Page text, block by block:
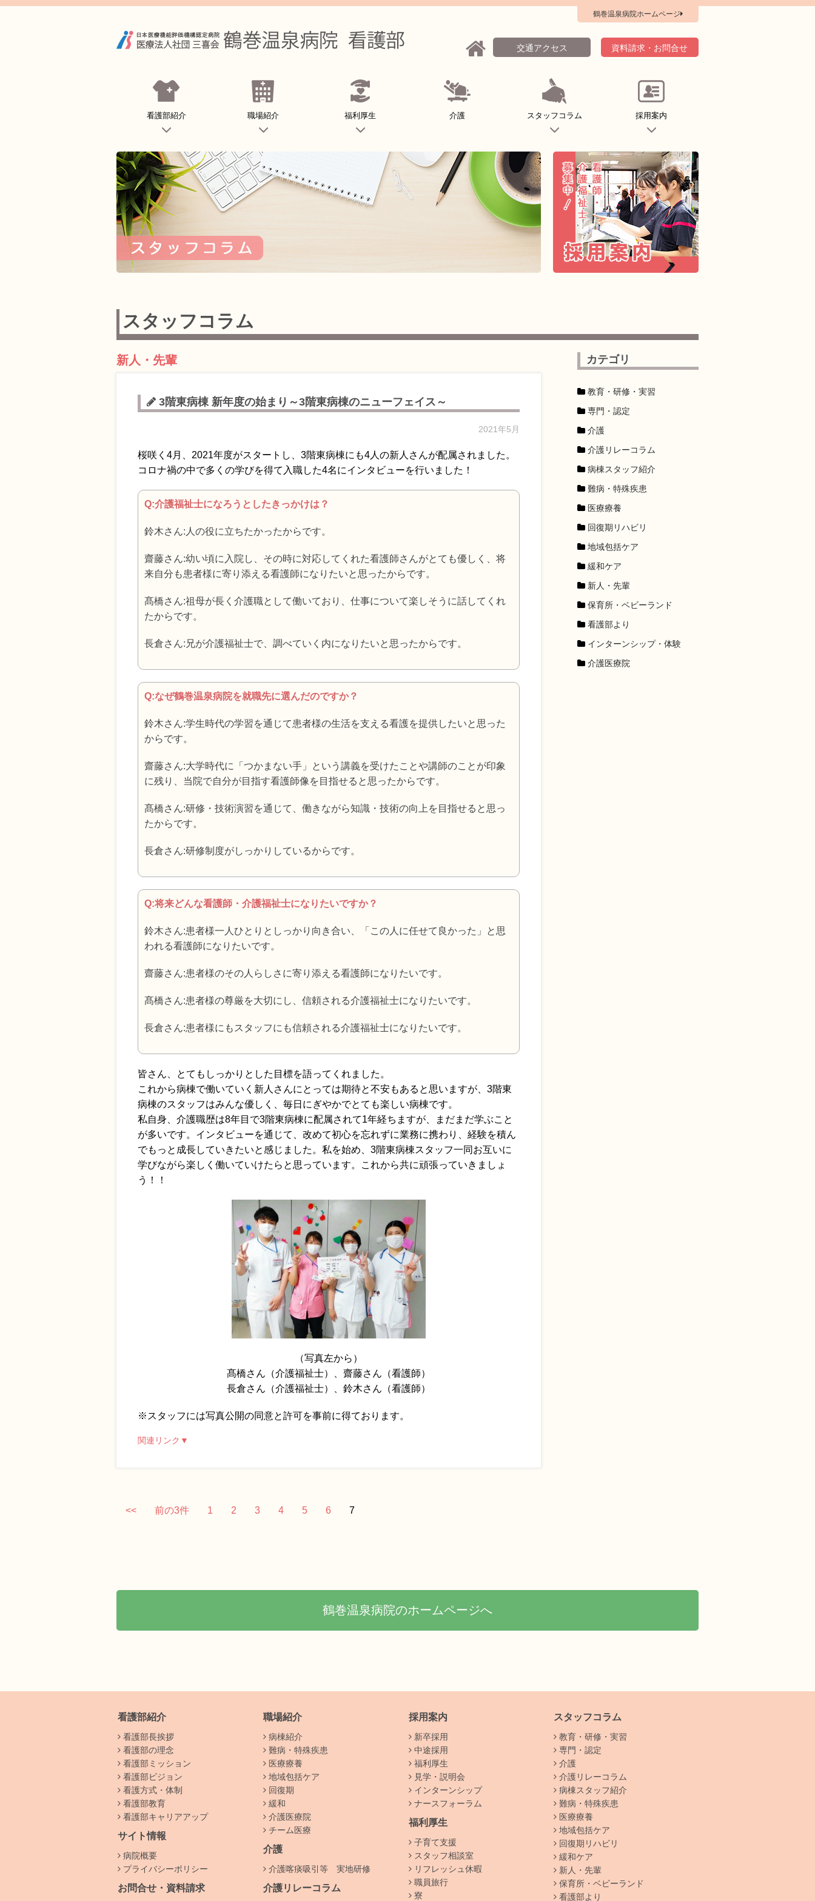
鶴巻温泉病院ホームページ
交通アクセス 資料請求・お問合せ
看護部紹介 職場紹介 福利厚生 介護 スタッフコラム 採用案内
スタッフコラム
新人・先輩
3階東病棟 新年度の始まり～3階東病棟のニューフェイス～
2021年5月
桜咲く4月、2021年度がスタートし、3階東病棟にも4人の新人さんが配属されました。
コロナ禍の中で多くの学びを得て入職した4名にインタビューを行いました！
Q:介護福祉士になろうとしたきっかけは？
鈴木さん:人の役に立ちたかったからです。
齋藤さん:幼い頃に入院し、その時に対応してくれた看護師さんがとても優しく、将
来自分も患者様に寄り添える看護師になりたいと思ったからです。
髙橋さん:祖母が長く介護職として働いており、仕事について楽しそうに話してくれ
たからです。
長倉さん:兄が介護福祉士で、調べていく内になりたいと思ったからです。
Q:なぜ鶴巻温泉病院を就職先に選んだのですか？
鈴木さん:学生時代の学習を通じて患者様の生活を支える看護を提供したいと思った
からです。
齋藤さん:大学時代に「つかまない手」という講義を受けたことや講師のことが印象
に残り、当院で自分が目指す看護師像を目指せると思ったからです。
髙橋さん:研修・技術演習を通じて、働きながら知識・技術の向上を目指せると思っ
たからです。
長倉さん:研修制度がしっかりしているからです。
Q:将来どんな看護師・介護福祉士になりたいですか？
鈴木さん:患者様一人ひとりとしっかり向き合い、「この人に任せて良かった」と思
われる看護師になりたいです。
齋藤さん:患者様のその人らしさに寄り添える看護師になりたいです。
髙橋さん:患者様の尊厳を大切にし、信頼される介護福祉士になりたいです。
長倉さん:患者様にもスタッフにも信頼される介護福祉士になりたいです。
皆さん、とてもしっかりとした目標を語ってくれました。
これから病棟で働いていく新人さんにとっては期待と不安もあると思いますが、3階東
病棟のスタッフはみんな優しく、毎日にぎやかでとても楽しい病棟です。
私自身、介護職歴は8年目で3階東病棟に配属されて1年経ちますが、まだまだ学ぶこと
が多いです。インタビューを通じて、改めて初心を忘れずに業務に携わり、経験を積ん
でもっと成長していきたいと感じました。私を始め、3階東病棟スタッフ一同お互いに
学びながら楽しく働いていけたらと思っています。これから共に頑張っていきましょ
う！！
（写真左から）
髙橋さん（介護福祉士）、齋藤さん（看護師）
長倉さん（介護福祉士）、鈴木さん（看護師）
※スタッフには写真公開の同意と許可を事前に得ております。
関連リンク▼
<< 前の3件 1 2 3 4 5 6 7
カテゴリ
教育・研修・実習
専門・認定
介護
介護リレーコラム
病棟スタッフ紹介
難病・特殊疾患
医療療養
回復期リハビリ
地域包括ケア
緩和ケア
新人・先輩
保育所・ベビーランド
看護部より
インターンシップ・体験
介護医療院
鶴巻温泉病院のホームページへ
看護部紹介
看護部長挨拶
看護部の理念
看護部ミッション
看護部ビジョン
看護方式・体制
看護部教育
看護部キャリアアップ
サイト情報
病院概要
プライバシーポリシー
お問合せ・資料請求
職場紹介
病棟紹介
難病・特殊疾患
医療療養
地域包括ケア
回復期
緩和
介護医療院
チーム医療
介護
介護喀痰吸引等 実地研修
介護リレーコラム
採用案内
新卒採用
中途採用
福利厚生
見学・説明会
インターンシップ
ナースフォーラム
福利厚生
子育て支援
スタッフ相談室
リフレッシュ休暇
職員旅行
寮
スタッフコラム
教育・研修・実習
専門・認定
介護
介護リレーコラム
病棟スタッフ紹介
難病・特殊疾患
医療療養
地域包括ケア
回復期リハビリ
緩和ケア
新人・先輩
保育所・ベビーランド
看護部より